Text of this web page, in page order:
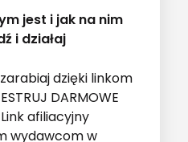
jest i jak na nim
i działaj
dzięki linkom
DARMOWE
afiliacyjny
wydawcom w